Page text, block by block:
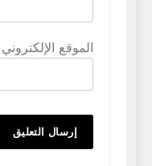
الموقع الإلكتروني